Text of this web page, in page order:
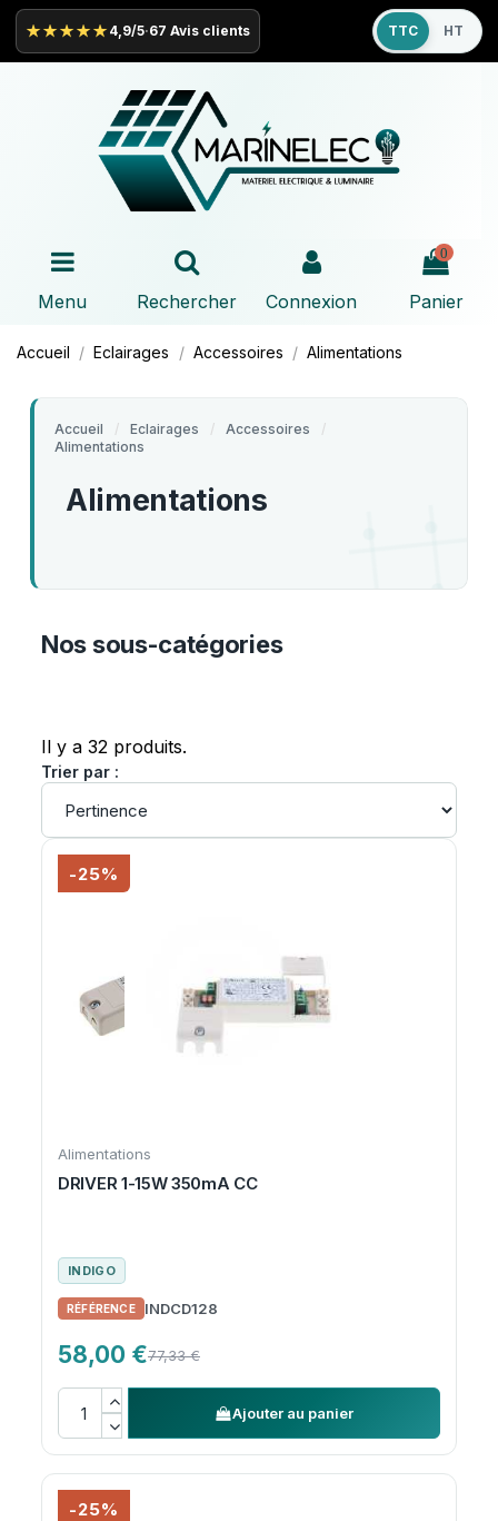
★★★★★ 4,9/5·67 Avis clients TTC HT
Menu Rechercher Connexion
0
Panier
Accueil Eclairages Accessoires Alimentations
Accueil Eclairages
Accessoires
Alimentations
Alimentations
Nos sous-catégories
Il y a 32 produits.
Trier par :
-25%
Alimentations
DRIVER 1-15W 350mA CC
INDIGO
INDCD128
58,00 €77,33 €
Ajouter au panier
-25%